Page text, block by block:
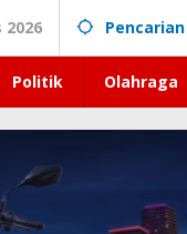
Pencarian
Politik Olahraga